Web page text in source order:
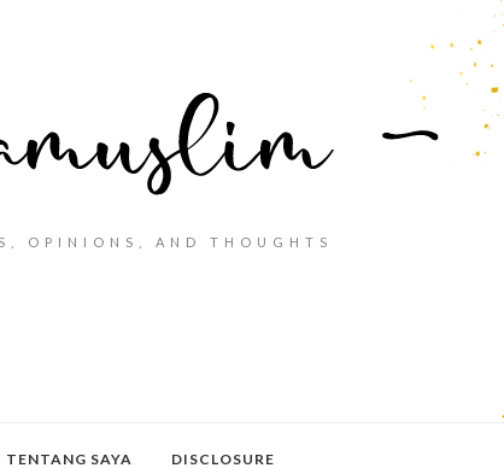
OPINIONS, AND THOUGHTS
TENTANG SAYA DISCLOSURE